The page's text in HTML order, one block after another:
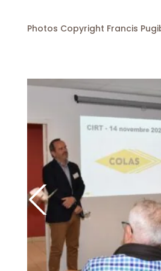
Photos Copyright Francis